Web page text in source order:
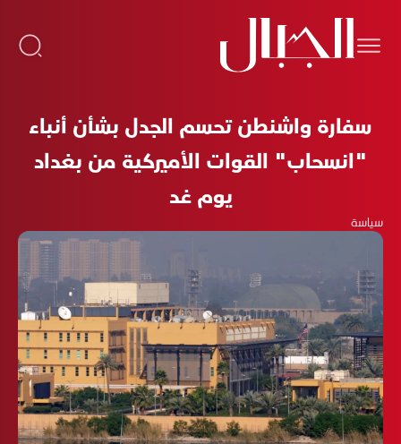
سفارة واشنطن تحسم الجدل بشأن أنباء
"انسحاب" القوات الأميركية من بغداد
يوم غد
سياسة